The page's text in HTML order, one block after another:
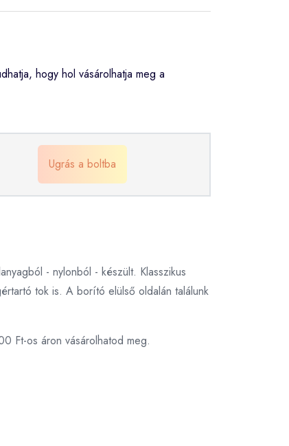
hogy hol vásárolhatja meg a
Ugrás a boltba
- nylonból - készült. Klasszikus
tok is. A borító elülső oldalán találunk
Ft-os áron vásárolhatod meg.